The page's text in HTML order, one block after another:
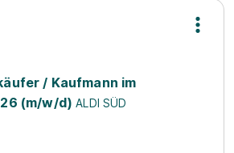
/ Kaufmann im
(m/w/d) ALDI SÜD